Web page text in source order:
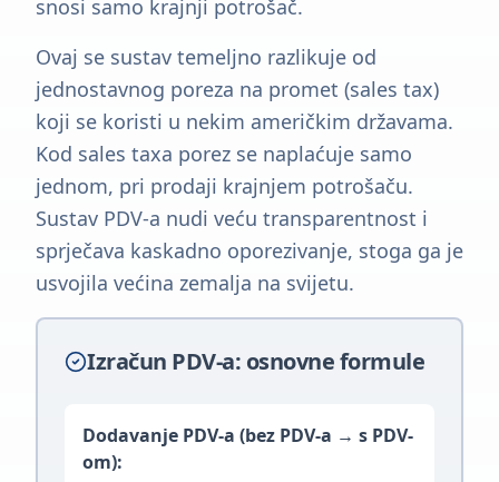
snosi samo krajnji potrošač.
Ovaj se sustav temeljno razlikuje od
jednostavnog poreza na promet (sales tax)
koji se koristi u nekim američkim državama.
Kod sales taxa porez se naplaćuje samo
jednom, pri prodaji krajnjem potrošaču.
Sustav PDV-a nudi veću transparentnost i
sprječava kaskadno oporezivanje, stoga ga je
usvojila većina zemalja na svijetu.
Izračun PDV-a: osnovne formule
Dodavanje PDV-a (bez PDV-a → s PDV-
om):